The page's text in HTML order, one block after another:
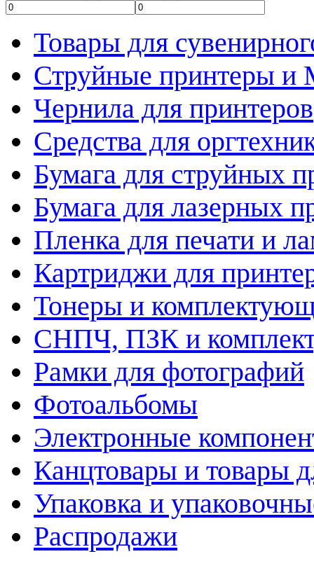
Товары для
Струйные принтеры
Чернила для принтеров
Средства для
Бумага для струйных
Бумага для лазерных
Пленка для печати и
Картриджи для
Тонеры и
СНПЧ, ПЗК и
Рамки для фотографий
Фотоальбомы
Электронные
Канцтовары и товары
Упаковка и
Распродажи